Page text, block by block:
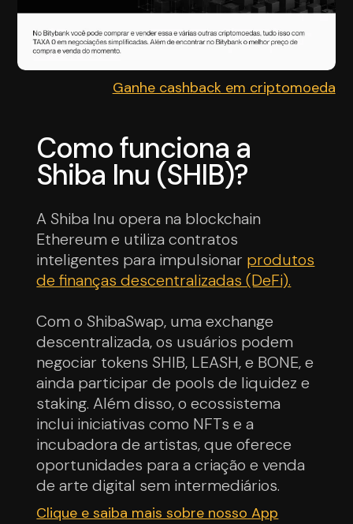
Ganhe cashback em criptomoeda
Como funciona a
Shiba Inu (SHIB)?
A Shiba Inu opera na blockchain
Ethereum e utiliza contratos
inteligentes para impulsionar produtos
de finanças descentralizadas (DeFi).
Com o ShibaSwap, uma exchange
descentralizada, os usuários podem
negociar tokens SHIB, LEASH, e BONE, e
ainda participar de pools de liquidez e
staking. Além disso, o ecossistema
inclui iniciativas como NFTs e a
incubadora de artistas, que oferece
oportunidades para a criação e venda
de arte digital sem intermediários.
Clique e saiba mais sobre nosso App